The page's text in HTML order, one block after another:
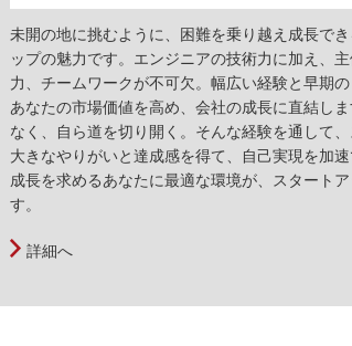
未開の地に挑むように、困難を乗り越え成長で
ップの魅力です。エンジニアの技術力に加え、
力、チームワークが不可欠。幅広い経験と早期の
あなたの市場価値を高め、会社の成長に直結し
なく、自ら道を切り開く。そんな経験を通して
大きなやりがいと達成感を得て、自己実現を加速
成長を求めるあなたに最適な環境が、スタート
す。
詳細へ